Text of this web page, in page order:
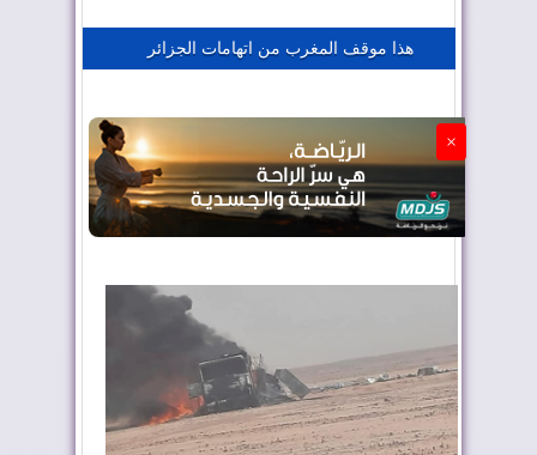
هذا موقف المغرب من اتهامات الجزائر
×